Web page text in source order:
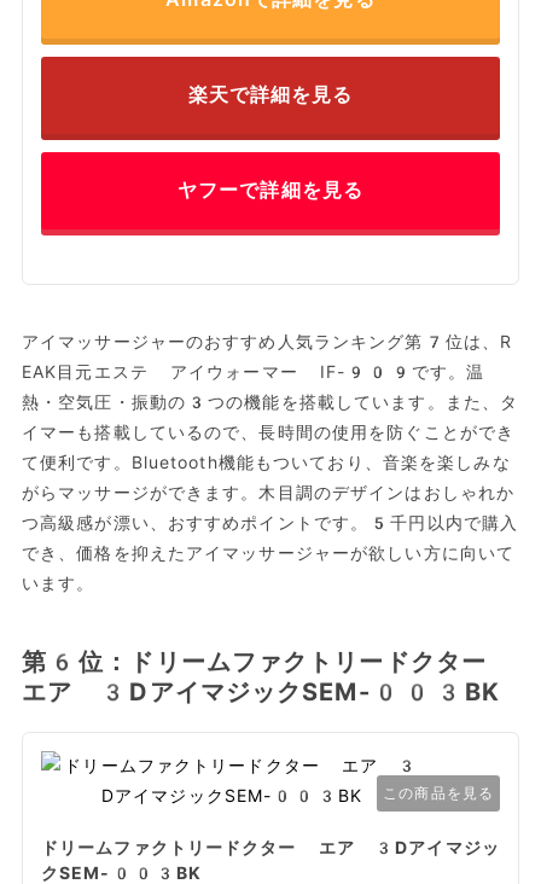
楽天で詳細を見る
ヤフーで詳細を見る
アイマッサージャーのおすすめ人気ランキング第7位は、R
EAK目元エステ アイウォーマー IF-909です。温
熱・空気圧・振動の3つの機能を搭載しています。また、タ
イマーも搭載しているので、長時間の使用を防ぐことができ
て便利です。Bluetooth機能もついており、音楽を楽しみな
がらマッサージができます。木目調のデザインはおしゃれか
つ高級感が漂い、おすすめポイントです。5千円以内で購入
でき、価格を抑えたアイマッサージャーが欲しい方に向いて
います。
第6位：ドリームファクトリードクター
エア 3DアイマジックSEM-003BK
この商品を見る
ドリームファクトリードクター エア 3Dアイマジッ
クSEM-003BK